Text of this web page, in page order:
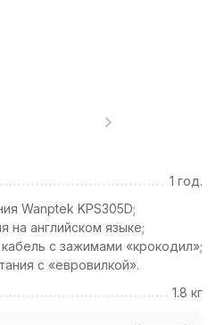
1 год.
Wanptek KPS305D;
на английском языке;
с зажимами «крокодил»;
с «евровилкой».
1.8 кг